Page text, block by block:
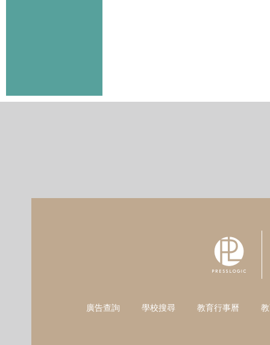
廣告查詢 學校搜尋 教育行事曆